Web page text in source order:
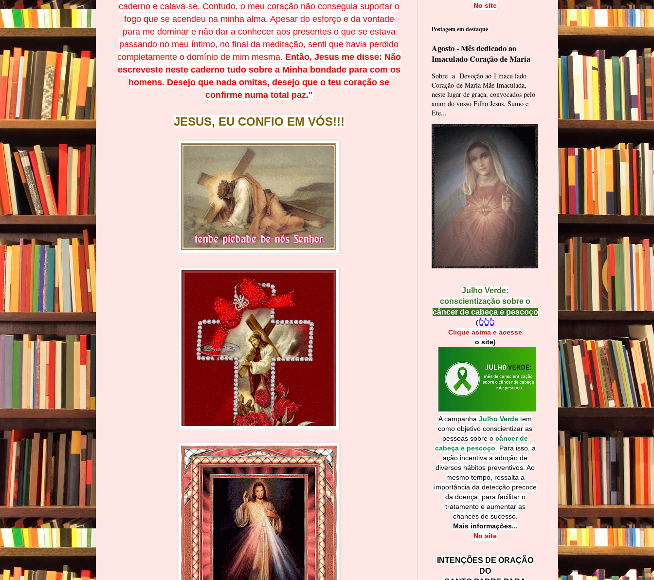
caderno e calava-se. Contudo, o meu coração não conseguia suportar o
fogo que se acendeu na minha alma. Apesar do esforço e da vontade
para me dominar e não dar a conhecer aos presentes o que se estava
passando no meu íntimo, no final da meditação, senti que havia perdido
completamente o domínio de mim mesma. Então, Jesus me disse: Não
escreveste neste caderno tudo sobre a Minha bondade para com os
homens. Desejo que nada omitas, desejo que o teu coração se
confirme numa total paz."
JESUS, EU CONFIO EM VÓS!!!
No site
Postagem em destaque
Agosto - Mês dedicado ao
Imaculado Coração de Maria
Sobre a Devoção ao I macu lado
Coração de Maria Mãe Imaculada,
neste lugar de graça, convocados pelo
amor do vosso Filho Jesus, Sumo e
Ete...
Julho Verde:
conscientização sobre o
câncer de cabeça e pescoço
(👆👆👆
Clique acima e acesse
o site)
A campanha Julho Verde tem
como objetivo conscientizar as
pessoas sobre o câncer de
cabeça e pescoço
Para isso, a
ação incentiva a adoção de
diversos hábitos preventivos. Ao
mesmo tempo, ressalta a
importância da detecção precoce
da doença, para facilitar o
tratamento e aumentar as
chances de sucesso.
Mais informações...
No site
INTENÇÕES DE ORAÇÃO
DO